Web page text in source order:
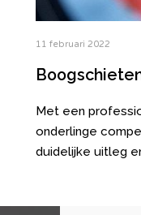
11 februari 2022
Met een
onderlinge
duidelijke uitleg